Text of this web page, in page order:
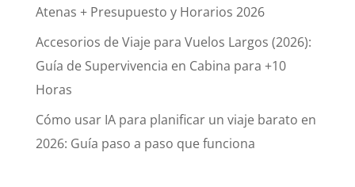
Atenas + Presupuesto y Horarios 2026
Accesorios de Viaje para Vuelos Largos (2026):
Guía de Supervivencia en Cabina para +10
Horas
Cómo usar IA para planificar un viaje barato en
2026: Guía paso a paso que funciona